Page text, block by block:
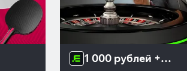
1 000 рублей + 1